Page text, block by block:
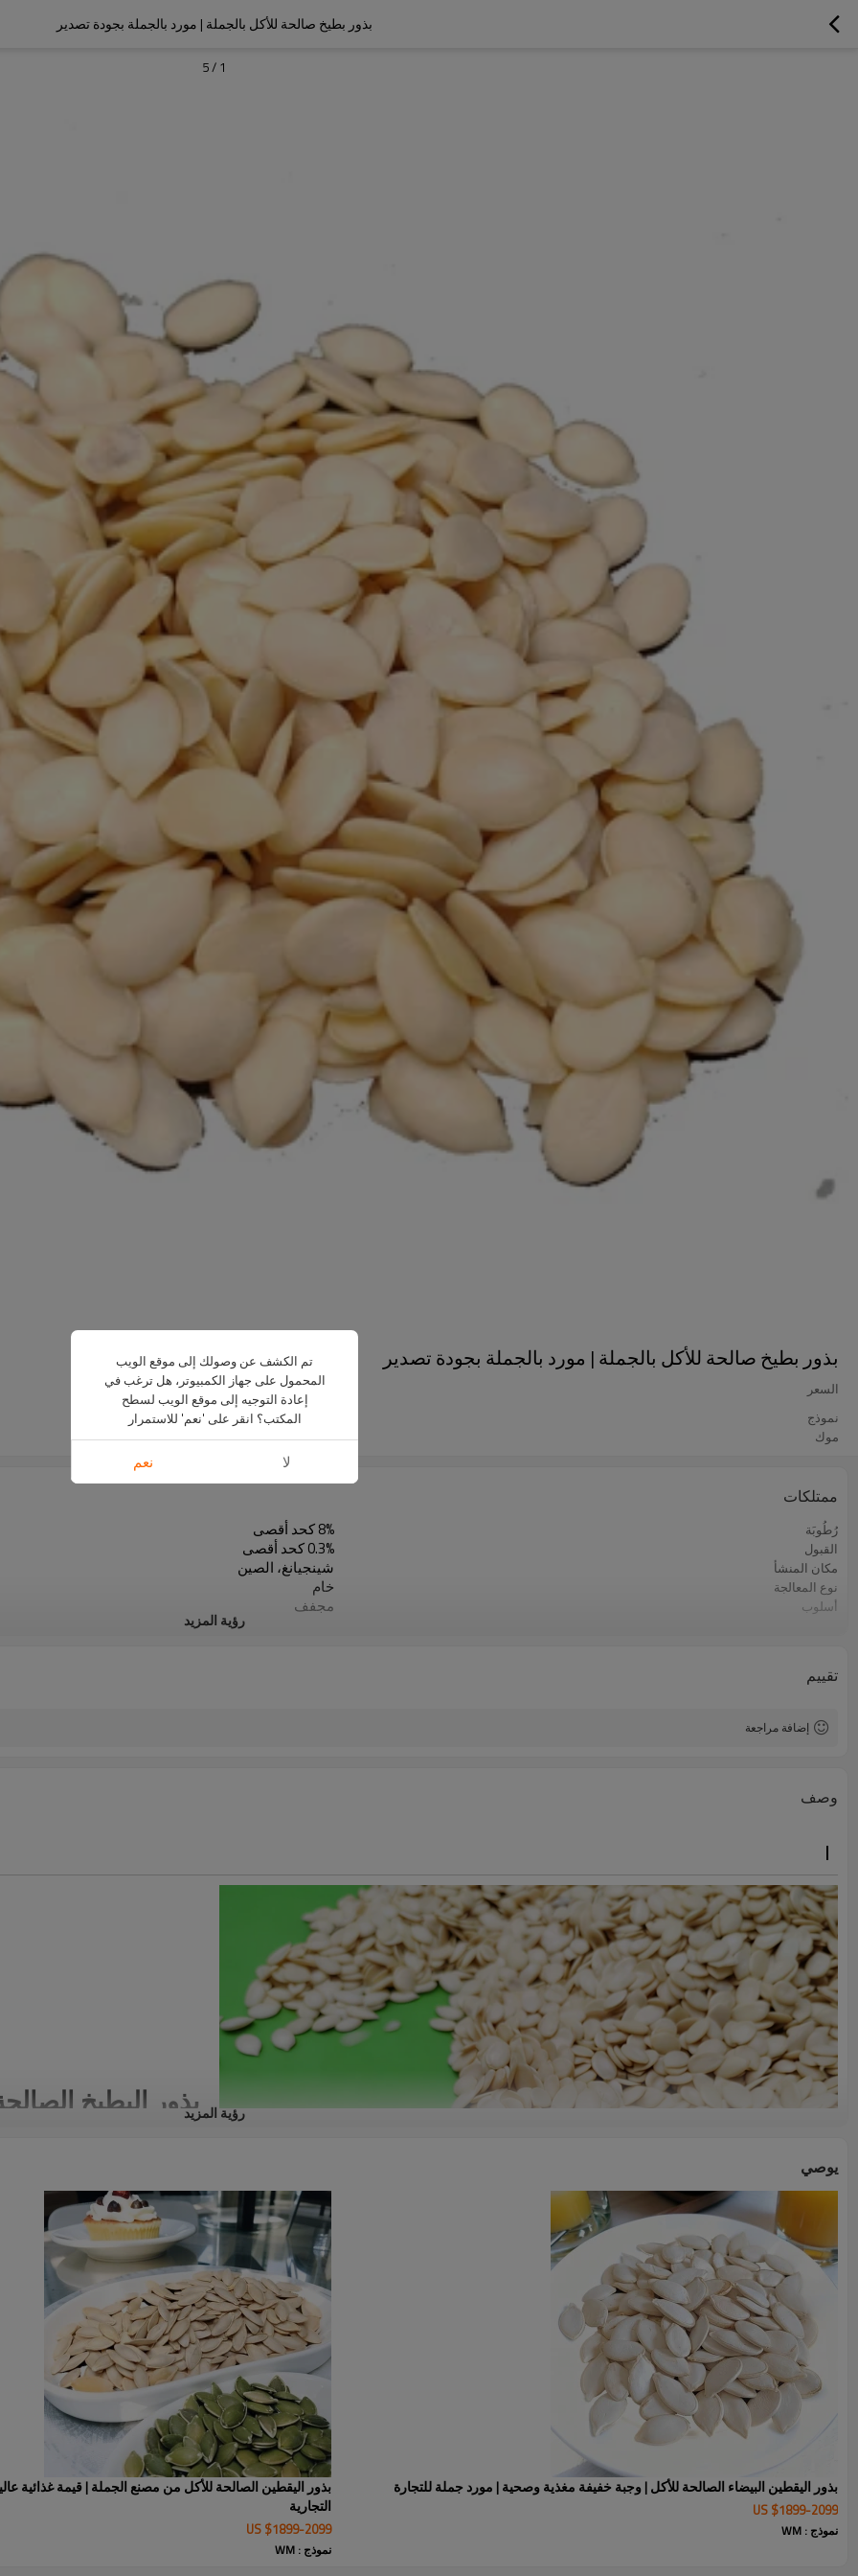
بذور بطيخ صالحة للأكل بالجملة | مورد بالجملة بجودة تصدير
1
/
5
بذور بطيخ صالحة للأكل بالجملة | مورد بالجملة بجودة تصدير
السعر US $1899-2099
نموذج
موك 5 ton
ممتلكات
رُطُوبَة 8% كحد أقصى
القبول 0.3% كحد أقصى
مكان المنشأ شينجيانغ، الصين
نوع المعالجة خام
أسلوب مجفف
مجموعة غودلاك
الحد الأدنى للطلب
رؤية المزيد
تقييم
إضافة مراجعة
وصف
بذور البطيخ
وفرزها الدقيق لضمان خلوها
وأسعارًا تنافسية، ومخزونًا ثابتًا
التجارية الغذائية حول العالم.
بشعبية واسعة في أوروبا
وعروض أسعار وطلبات بالجملة
بذور اليقطين البيضاء الثلجية الصالحة للأكل - الوصف
رؤية المزيد
يوصي
بذور اليقطين البيضاء الصالحة للأكل | وجبة خفيفة مغذية وصحية | مورد جملة للتجارة
US $1899-2099
نموذج : WM
بذور اليقطين الصالحة للأكل من مصنع الجملة | قيمة غذائية
التجارية
US $1899-2099
نموذج : WM
تم الكشف عن وصولك إلى موقع الويب
المحمول على جهاز الكمبيوتر، هل ترغب في
إعادة التوجيه إلى موقع الويب لسطح
المكتب؟ انقر على 'نعم' للاستمرار
لا نعم